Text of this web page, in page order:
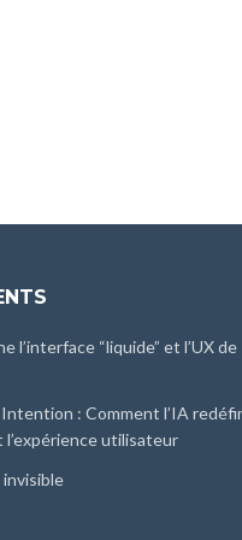
l’interface “liquide” et l’UX de
: Comment l’IA
utilisateur
invisible